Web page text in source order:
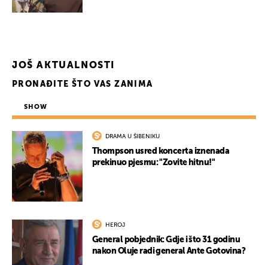
JOŠ AKTUALNOSTI
PRONAĐITE ŠTO VAS ZANIMA
SHOW
DRAMA U ŠIBENIKU
Thompson usred koncerta iznenada
prekinuo pjesmu: "Zovite hitnu!"
HEROJ
General pobjednik: Gdje i što 31 godinu
nakon Oluje radi general Ante Gotovina?